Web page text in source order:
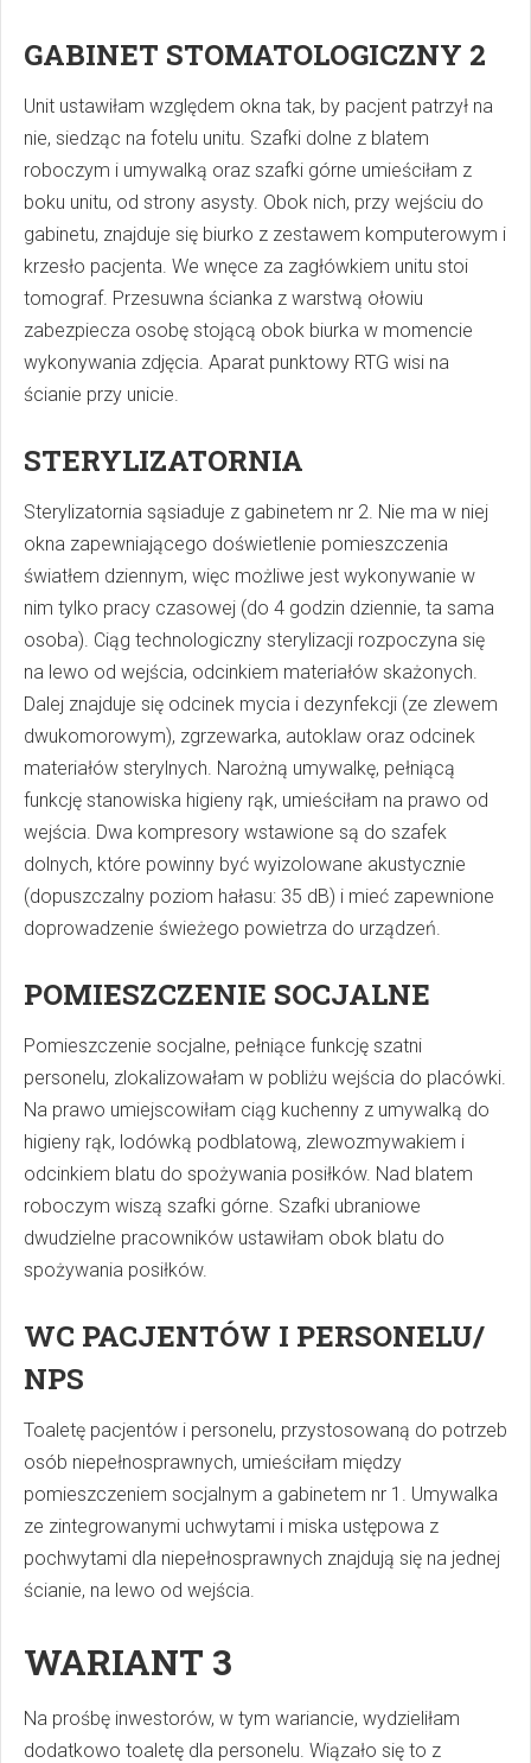
GABINET STOMATOLOGICZNY 2
Unit ustawiłam względem okna tak, by pacjent patrzył na
nie, siedząc na fotelu unitu. Szafki dolne z blatem
roboczym i umywalką oraz szafki górne umieściłam z
boku unitu, od strony asysty. Obok nich, przy wejściu do
gabinetu, znajduje się biurko z zestawem komputerowym i
krzesło pacjenta. We wnęce za zagłówkiem unitu stoi
tomograf. Przesuwna ścianka z warstwą ołowiu
zabezpiecza osobę stojącą obok biurka w momencie
wykonywania zdjęcia. Aparat punktowy RTG wisi na
ścianie przy unicie.
STERYLIZATORNIA
Sterylizatornia sąsiaduje z gabinetem nr 2. Nie ma w niej
okna zapewniającego doświetlenie pomieszczenia
światłem dziennym, więc możliwe jest wykonywanie w
nim tylko pracy czasowej (do 4 godzin dziennie, ta sama
osoba). Ciąg technologiczny sterylizacji rozpoczyna się
na lewo od wejścia, odcinkiem materiałów skażonych.
Dalej znajduje się odcinek mycia i dezynfekcji (ze zlewem
dwukomorowym), zgrzewarka, autoklaw oraz odcinek
materiałów sterylnych. Narożną umywalkę, pełniącą
funkcję stanowiska higieny rąk, umieściłam na prawo od
wejścia. Dwa kompresory wstawione są do szafek
dolnych, które powinny być wyizolowane akustycznie
(dopuszczalny poziom hałasu: 35 dB) i mieć zapewnione
doprowadzenie świeżego powietrza do urządzeń.
POMIESZCZENIE SOCJALNE
Pomieszczenie socjalne, pełniące funkcję szatni
personelu, zlokalizowałam w pobliżu wejścia do placówki.
Na prawo umiejscowiłam ciąg kuchenny z umywalką do
higieny rąk, lodówką podblatową, zlewozmywakiem i
odcinkiem blatu do spożywania posiłków. Nad blatem
roboczym wiszą szafki górne. Szafki ubraniowe
dwudzielne pracowników ustawiłam obok blatu do
spożywania posiłków.
WC PACJENTÓW I PERSONELU/
NPS
Toaletę pacjentów i personelu, przystosowaną do potrzeb
osób niepełnosprawnych, umieściłam między
pomieszczeniem socjalnym a gabinetem nr 1. Umywalka
ze zintegrowanymi uchwytami i miska ustępowa z
pochwytami dla niepełnosprawnych znajdują się na jednej
ścianie, na lewo od wejścia.
WARIANT 3
Na prośbę inwestorów, w tym wariancie, wydzieliłam
dodatkowo toaletę dla personelu. Wiązało się to z